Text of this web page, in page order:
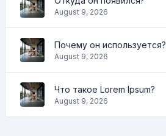
August 9, 2026
Почему он используется?
August 9, 2026
Что такое Lorem Ipsum?
August 9, 2026